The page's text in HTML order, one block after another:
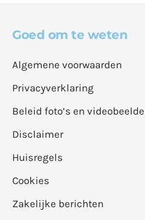
Goed om te weten
Algemene voorwaarden
Privacyverklaring
Beleid foto’s en
Disclaimer
Huisregels
Cookies
Zakelijke berichten